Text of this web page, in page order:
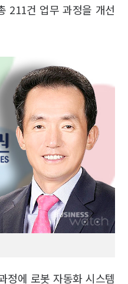
211건 업무 과정을 개선
정에 로봇 자동화 시스템